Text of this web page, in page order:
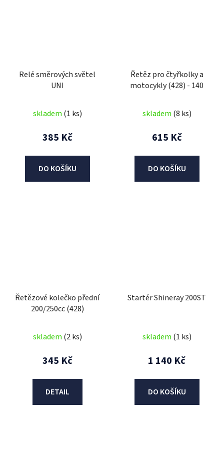
Relé směrových světel
UNI
skladem (1 ks)
385 Kč
DO KOŠÍKU
Řetěz pro čtyřkolky a
motocykly (428) - 140
skladem (8 ks)
615 Kč
DO KOŠÍKU
Řetězové kolečko přední
200/250cc (428)
skladem (2 ks)
345 Kč
DETAIL
Startér Shineray 200ST
skladem (1 ks)
1 140 Kč
DO KOŠÍKU